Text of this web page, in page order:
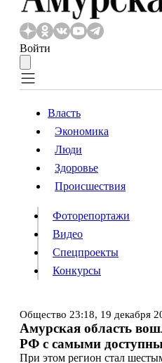
Войти
Власть
Происшествия
Видео
Конкурсы
ИнформацияПодписка
Власть
Экономика
Люди
Здоровье
Происшествия
Фоторепортажи
Видео
Спецпроекты
Конкурсы
Общество 23:18, 19 декабря
Амурская область
РФ с самыми
При этом регион стал